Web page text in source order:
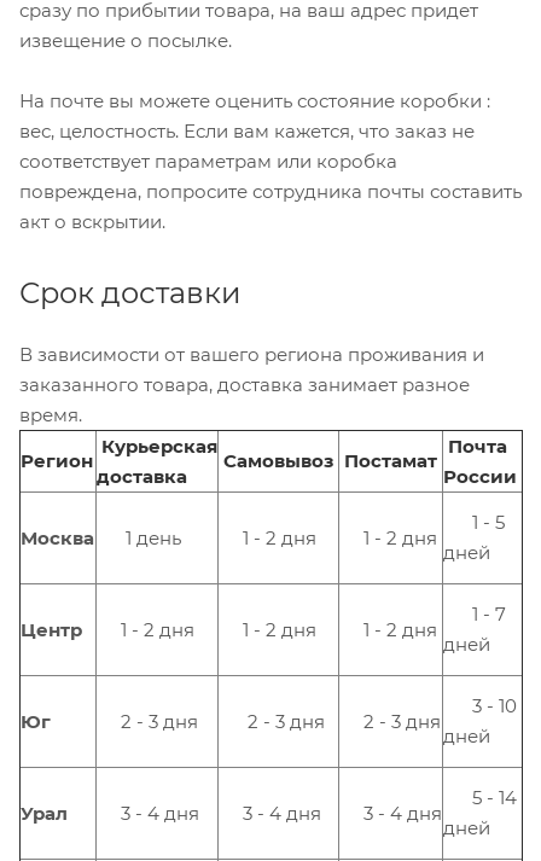
сразу по прибытии товара, на ваш адрес придет
извещение о посылке.
На почте вы можете оценить состояние коробки :
вес, целостность. Если вам кажется, что заказ не
соответствует параметрам или коробка
повреждена, попросите сотрудника почты составить
акт о вскрытии.
Срок доставки
В зависимости от вашего региона проживания и
заказанного товара, доставка занимает разное
время.
Регион
Курьерская
доставка
Самовывоз Постамат
Почта
России
Москва 1 день 1 - 2 дня 1 - 2 дня
1 - 5
дней
Центр 1 - 2 дня 1 - 2 дня 1 - 2 дня
1 - 7
дней
Юг 2 - 3 дня 2 - 3 дня 2 - 3 дня
3 - 10
дней
Урал 3 - 4 дня 3 - 4 дня 3 - 4 дня
5 - 14
дней